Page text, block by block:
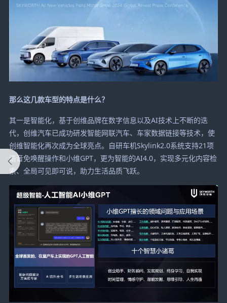
那么这几款车型的特点是什么？
其一是智能化，基于创维品牌在数字信息以及AI技术上不断的迭
代，创维汽车已成功研发智能网联汽车、车家数据链接等技术，使
创维智能化再次成为全球亮点。自研车机Skylink2.0系统支持21项
语音免唤醒操作和小维GPT，更为智能的AI4.0，实现多元化内容检
索、全局可见即可说，助力生活品质飞跃。